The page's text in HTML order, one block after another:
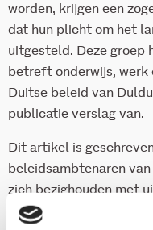
worden, krijgen een
dat hun plicht om het
uitgesteld. Deze groep
betreft onderwijs, werk
Duitse beleid van
publicatie verslag van.
Dit artikel is
beleidsambtenaren
zich bezighouden met
Op basis van deze